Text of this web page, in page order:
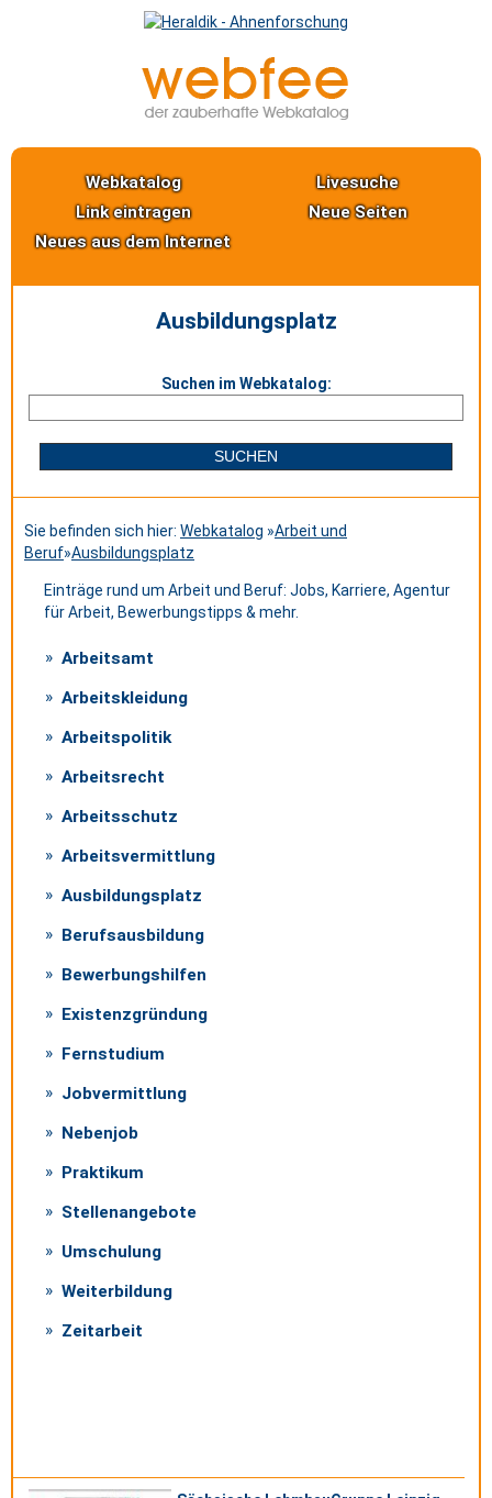
Webkatalog
Livesuche
Link eintragen
Neue Seiten
Neues aus dem Internet
Ausbildungsplatz
Suchen im Webkatalog:
Sie befinden sich hier: Webkatalog »Arbeit und
Beruf»Ausbildungsplatz
Einträge rund um Arbeit und Beruf: Jobs, Karriere, Agentur
für Arbeit, Bewerbungstipps & mehr.
Arbeitsamt
Arbeitskleidung
Arbeitspolitik
Arbeitsrecht
Arbeitsschutz
Arbeitsvermittlung
Ausbildungsplatz
Berufsausbildung
Bewerbungshilfen
Existenzgründung
Fernstudium
Jobvermittlung
Nebenjob
Praktikum
Stellenangebote
Umschulung
Weiterbildung
Zeitarbeit